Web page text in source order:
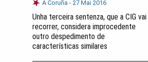
A Coruña - 27 Mai 2016
Unha terceira sentenza, que a CIG vai
recorrer, considera improcedente
outro despedimento de
características similares